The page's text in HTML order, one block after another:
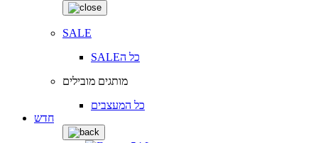
SALE
SALEכל ה
מותגים מובילים
כל המעצבים
חדש